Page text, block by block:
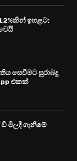
12%කින් ඉහළට:
සෙවීමට සුරාබදු
එකක්
මිලදී ගැනීමේ